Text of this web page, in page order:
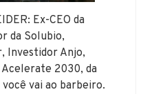
Ex-CEO da
da Solubio,
Investidor Anjo,
2030, da
vai ao barbeiro.